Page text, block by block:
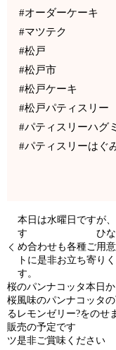
#オーダーケーキ
#マツテク
#松戸
#松戸市
#松戸ケーキ
#松戸パティスリー
#パティスリーハグミ
#パティスリーはぐ
本日は水曜日ですが
す ひな祭りケー
め合わせも各種ご
トに是非お立ち
す。
桜のパンナコッタ
桜風味のパンナコッタ
るレモンゼリー?を
販売の予定です
ツ是非ご賞味く